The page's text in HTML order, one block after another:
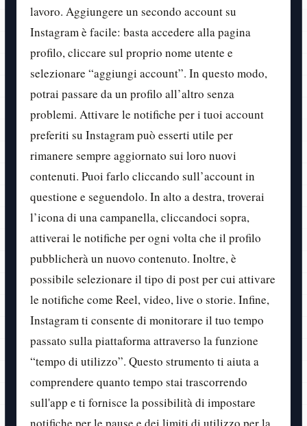
lavoro. Aggiungere un secondo account su
Instagram è facile: basta accedere alla pagina
profilo, cliccare sul proprio nome utente e
selezionare “aggiungi account”. In questo modo,
potrai passare da un profilo all’altro senza
problemi. Attivare le notifiche per i tuoi account
preferiti su Instagram può esserti utile per
rimanere sempre aggiornato sui loro nuovi
contenuti. Puoi farlo cliccando sull’account in
questione e seguendolo. In alto a destra, troverai
l’icona di una campanella, cliccandoci sopra,
attiverai le notifiche per ogni volta che il profilo
pubblicherà un nuovo contenuto. Inoltre, è
possibile selezionare il tipo di post per cui attivare
le notifiche come Reel, video, live o storie. Infine,
Instagram ti consente di monitorare il tuo tempo
passato sulla piattaforma attraverso la funzione
“tempo di utilizzo”. Questo strumento ti aiuta a
comprendere quanto tempo stai trascorrendo
sull'app e ti fornisce la possibilità di impostare